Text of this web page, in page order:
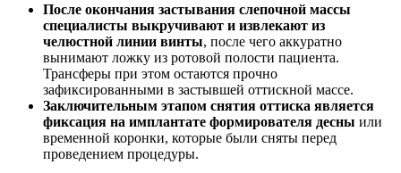
После окончания застывания слепочной массы
специалисты выкручивают и извлекают из
челюстной линии винты, после чего аккуратно
вынимают ложку из ротовой полости пациента.
Трансферы при этом остаются прочно
зафиксированными в застывшей оттискной массе.
Заключительным этапом снятия оттиска является
фиксация на имплантате формирователя десны или
временной коронки, которые были сняты перед
проведением процедуры.